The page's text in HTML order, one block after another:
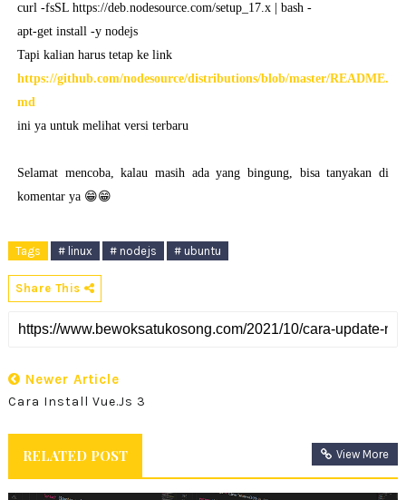
curl -fsSL https://deb.nodesource.com/setup_17.x | bash -
apt-get install -y nodejs
Tapi kalian harus tetap ke link
https://github.com/nodesource/distributions/blob/master/README.
md
ini ya untuk melihat versi terbaru
Selamat mencoba, kalau masih ada yang bingung, bisa tanyakan di
komentar ya 😁😁
Tags # linux # nodejs # ubuntu
Share This
Newer Article
Cara Install Vue.js 3
RELATED POST View More